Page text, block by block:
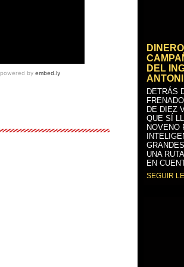
DEL
DETRÁS
DE DIEZ
QUE SÍ
NOVENO
UNA
EN
SEGUIR